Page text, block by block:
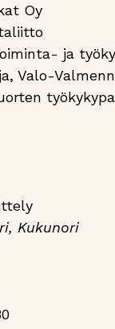
Oy
ja
Valo-
Kukunori